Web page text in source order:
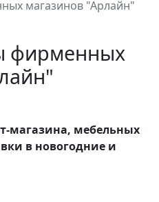
магазинов "Арлайн"
фирменных
магазина, мебельных
в новогодние и